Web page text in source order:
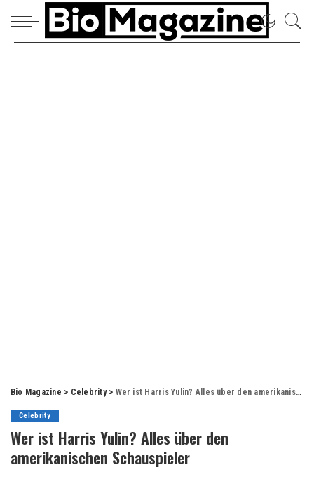
Bio Magazine > Celebrity> Wer ist Harris Yulin? Alles über den amerikanischen Schauspieler
Celebrity
Wer ist Harris Yulin? Alles über den
amerikanischen Schauspieler